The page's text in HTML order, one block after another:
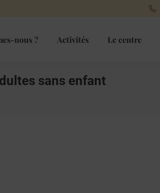
nous ? Activités Le centre
sans enfant